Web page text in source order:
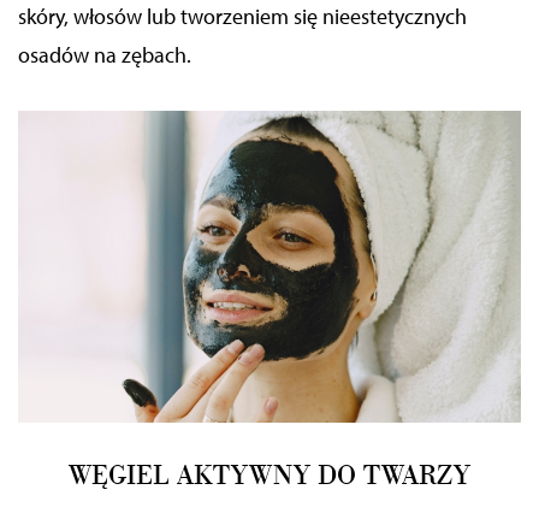
skóry, włosów lub tworzeniem się nieestetycznych
osadów na zębach.
WĘGIEL AKTYWNY DO TWARZY